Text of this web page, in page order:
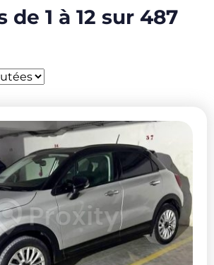
de 1 à 12 sur 487